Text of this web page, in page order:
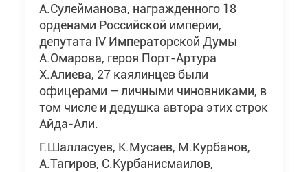
А.Сулейманова, награжденного 18
орденами Российской империи,
депутата IV Императорской Думы
А.Омарова, героя Порт-Артура
Х.Алиева, 27 каялинцев были
офицерами – личными чиновниками, в
том числе и дедушка автора этих строк
Айда-Али.
Г.Шалласуев, К.Мусаев, М.Курбанов,
А.Тагиров, С.Курбанисмаилов,